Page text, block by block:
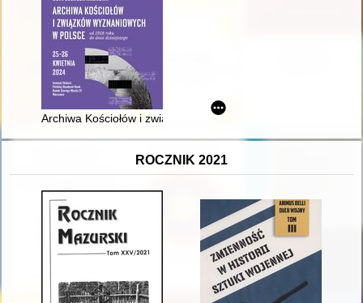
Archiwa Kościołów i związków wyznaniowych w Polsce :
ROCZNIK 2021